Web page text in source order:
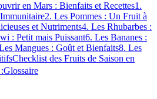
en Mars : Bienfaits et Recettes1.
2. Les Pommes : Un Fruit à
et Nutriments4. Les Rhubarbes :
: Petit mais Puissant6. Les Bananes :
Mangues : Goût et Bienfaits8. Les
Checklist des Fruits de Saison en
Glossaire